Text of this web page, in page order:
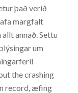
það verið
margfalt
annað. Settu
um
the crashing
record, æfing